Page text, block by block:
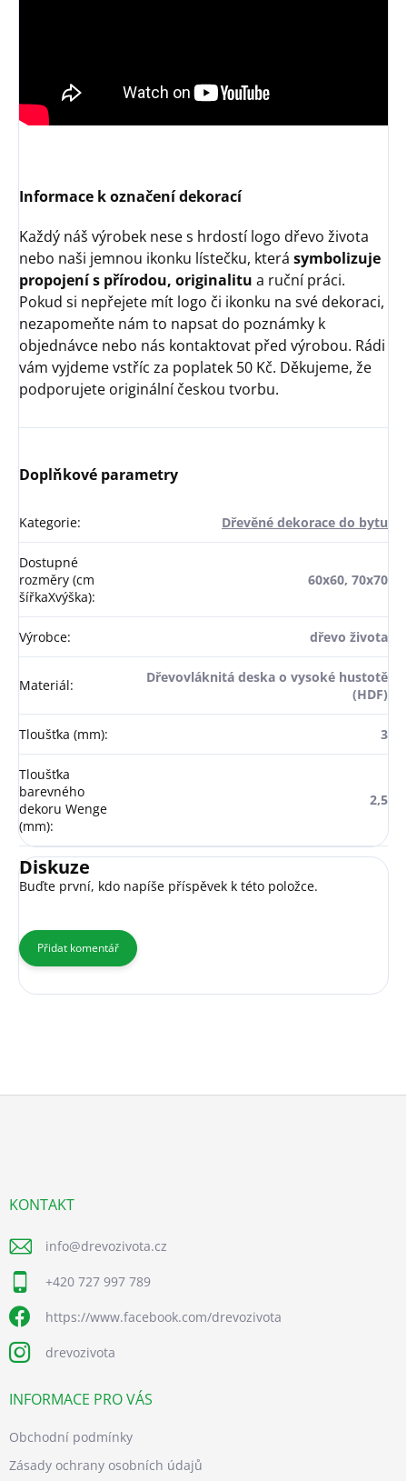
Informace k označení dekorací
Každý náš výrobek nese s hrdostí logo dřevo života
nebo naši jemnou ikonku lístečku, která symbolizuje
propojení s přírodou, originalitu a ruční práci.
Pokud si nepřejete mít logo či ikonku na své dekoraci,
nezapomeňte nám to napsat do poznámky k
objednávce nebo nás kontaktovat před výrobou. Rádi
vám vyjdeme vstříc za poplatek 50 Kč. Děkujeme, že
podporujete originální českou tvorbu.
Doplňkové parametry
Kategorie: Dřevěné dekorace do bytu
Dostupné
rozměry (cm
šířkaXvýška):
60x60, 70x70
Výrobce: dřevo života
Materiál:
Dřevovláknitá deska o vysoké hustotě
(HDF)
Tloušťka (mm): 3
Tloušťka
barevného
dekoru Wenge
(mm):
2,5
Diskuze
Buďte první, kdo napíše příspěvek k této položce.
Přidat komentář
KONTAKT
info@drevozivota.cz
+420 727 997 789
https://www.facebook.com/drevozivota
drevozivota
INFORMACE PRO VÁS
Obchodní podmínky
Zásady ochrany osobních údajů